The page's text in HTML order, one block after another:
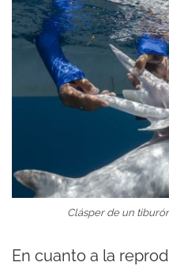
Clásper de un
En cuanto a la